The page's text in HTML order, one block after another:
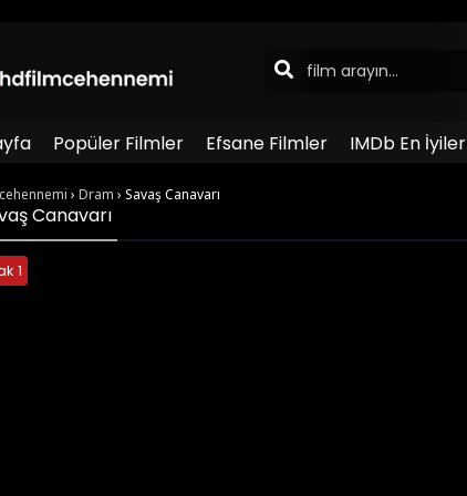
Popüler Filmler Efsane Filmler IMDb En İyiler
› Dram › Savaş Canavarı
Canavarı
1